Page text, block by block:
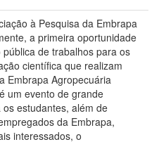
à Pesquisa da Embrapa
a primeira oportunidade
de trabalhos para os
científica que realizam
Embrapa Agropecuária
um evento de grande
estudantes, além de
da Embrapa,
interessados, o